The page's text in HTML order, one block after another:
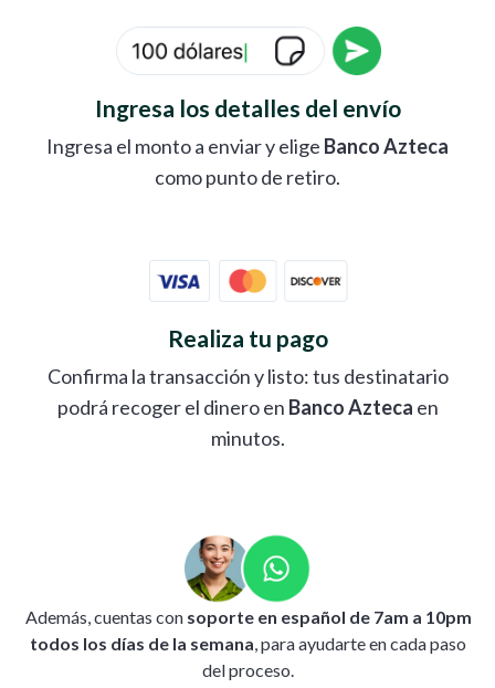
Ingresa los detalles del envío
Ingresa el monto a enviar y elige Banco Azteca
como punto de retiro.
Realiza tu pago
Confirma la transacción y listo: tus destinatario
podrá recoger el dinero en Banco Azteca en
minutos.
Además, cuentas con soporte en español de 7am a 10pm
todos los días de la semana , para ayudarte en cada paso
del proceso.